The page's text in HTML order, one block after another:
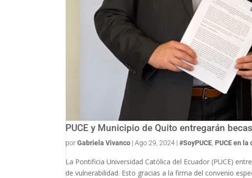
PUCE y Municipio de Quito entregarán
porGabriela Vivanco |Ago 29, 2024 |#SoyPUCE PUCE en la
La Pontificia Universidad Católica del Ecuador (PUCE)
de vulnerabilidad. Esto gracias a la firma del convenio